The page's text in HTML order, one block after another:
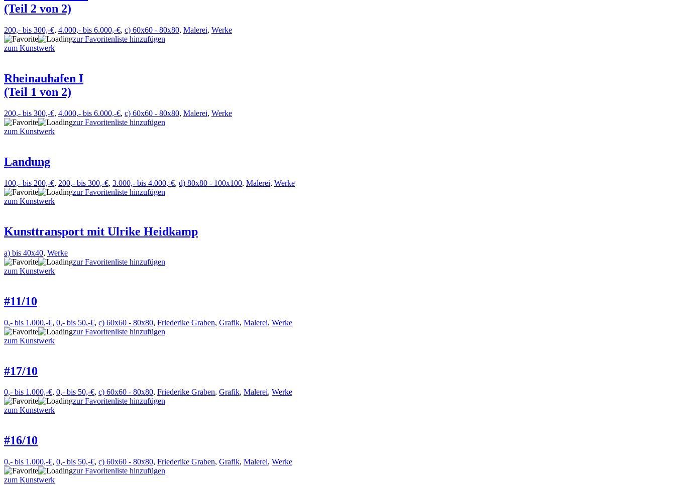
(Teil 2 von 2)
200,- bis 300,-€, 4.000,- bis 6.000,-€, c) 60x60 - 80x80, Malerei, Werke
zur Favoritenliste hinzufügen
zum Kunstwerk
Rheinauhafen I
(Teil 1 von 2)
200,- bis 300,-€, 4.000,- bis 6.000,-€, c) 60x60 - 80x80, Malerei, Werke
zur Favoritenliste hinzufügen
zum Kunstwerk
Landung
100,- bis 200,-€, 200,- bis 300,-€, 3.000,- bis 4.000,-€, d) 80x80 - 100x100, Malerei, Werke
zur Favoritenliste hinzufügen
zum Kunstwerk
Kunsttransport mit Ulrike Heidkamp
a) bis 40x40, Werke
zur Favoritenliste hinzufügen
zum Kunstwerk
#11/10
0,- bis 1.000,-€, 0,- bis 50,-€, c) 60x60 - 80x80, Friederike Graben, Grafik, Malerei, Werke
zur Favoritenliste hinzufügen
zum Kunstwerk
#17/10
0,- bis 1.000,-€, 0,- bis 50,-€, c) 60x60 - 80x80, Friederike Graben, Grafik, Malerei, Werke
zur Favoritenliste hinzufügen
zum Kunstwerk
#16/10
0,- bis 1.000,-€, 0,- bis 50,-€, c) 60x60 - 80x80, Friederike Graben, Grafik, Malerei, Werke
zur Favoritenliste hinzufügen
zum Kunstwerk